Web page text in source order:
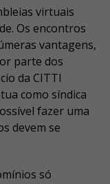
virtuais
Os encontros
vantagens,
parte dos
da CITTI
como síndica
fazer uma
devem se
só